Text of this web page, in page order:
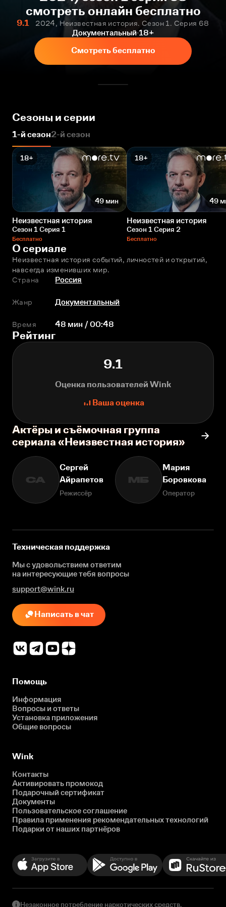
смотреть онлайн бесплатно
9.1
2024, Неизвестная история. Сезон 1. Серия 68
Документальный 18+
Смотреть бесплатно
Сезоны и серии
1-й сезон2-й сезон
18+
49 мин
Неизвестная история
Сезон 1 Серия 1
Бесплатно
18+
49
Неизвестная история
Сезон 1 Серия 2
Бесплатно
О сериале
Неизвестная история событий, личностей и открытий,
навсегда изменивших мир.
Страна
Россия
Жанр Документальный
Время 48 мин / 00:48
Рейтинг
9.1
Оценка пользователей Wink
Ваша оценка
Актёры и съёмочная группа
сериала «Неизвестная история»
СА
Сергей
Айрапетов
Режиссёр
МБ
Мария
Боровкова
Оператор
Техническая поддержка
Мы с удовольствием ответим
на интересующиетебя вопросы
support@wink.ru
Написать в чат
Помощь
Информация
Вопросы и ответы
Установка приложения
Общие вопросы
Wink
Контакты
Активировать промокод
Подарочный сертификат
Документы
Пользовательское соглашение
Правила применения рекомендательных технологий
Подарки от наших партнёров
Незаконное потребление наркотических средств,